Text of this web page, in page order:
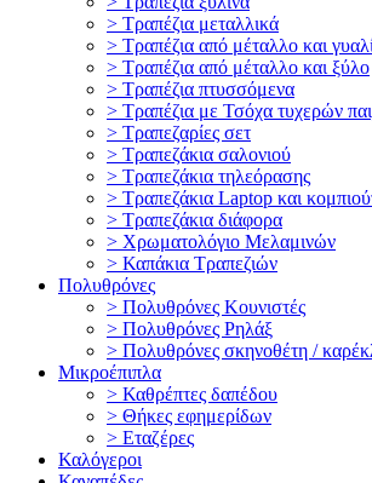
> Τραπέζια μεταλλικά
> Τραπέζια από μέταλλο και
> Τραπέζια από μέταλλο και ξύλο
> Τραπέζια πτυσσόμενα
> Τραπέζια με Τσόχα τυχερών
> Τραπεζαρίες σετ
> Τραπεζάκια σαλονιού
> Τραπεζάκια τηλεόρασης
> Τραπεζάκια Laptop και
> Τραπεζάκια διάφορα
> Χρωματολόγιο Μελαμινών
> Καπάκια Τραπεζιών
Πολυθρόνες
> Πολυθρόνες Κουνιστές
> Πολυθρόνες Ρηλάξ
> Πολυθρόνες σκηνοθέτη /
Μικροέπιπλα
> Καθρέπτες δαπέδου
> Θήκες εφημερίδων
> Εταζέρες
Καλόγεροι